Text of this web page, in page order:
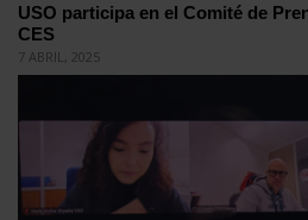
USO participa en el Comité de
CES
7 ABRIL, 2025